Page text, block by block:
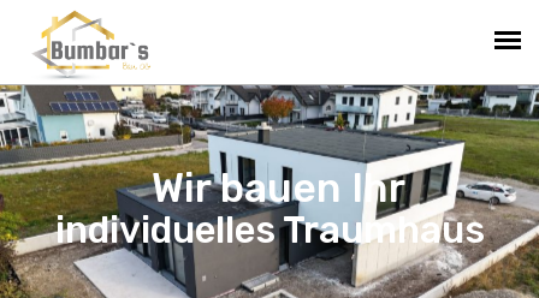
individuelles Traumhaus
Wir bauen Ihr